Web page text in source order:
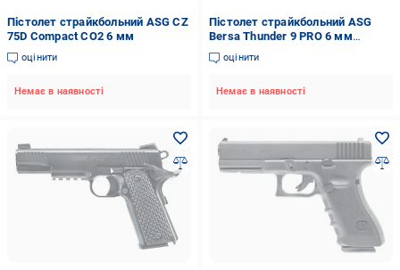
Пістолет страйкбольний ASG CZ
75D Compact CO2 6 мм
оцінити
Немає в наявності
Пістолет страйкбольний ASG
Bersa Thunder 9 PRO 6 мм
2370.43.46
оцінити
Немає в наявності